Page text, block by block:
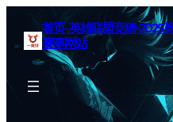
首页–英雄联盟竞猜-2025
赛事网站